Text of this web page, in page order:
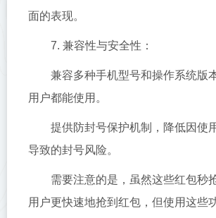
面的表现。
7. 兼容性与安全性：
兼容多种手机型号和操作系统版
用户都能使用。
提供防封号保护机制，降低因使
导致的封号风险。
需要注意的是，虽然这些红包秒
用户更快速地抢到红包，但使用这些